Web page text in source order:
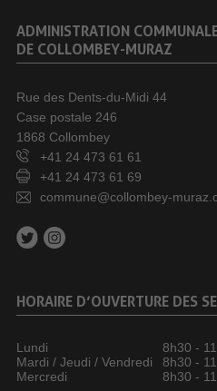
ADMINISTRATION
DE COLLOMBEY-MURAZ
Rue des Dents-du-Midi 44
Case postale 246
1868 Collombey
+41 24 473 61 61
+41 24 473 61 69
commune@collombey-
HORAIRE D’OUVERTURE DES
Lundi
8h30 -
Mardi / Jeudi / Vendredi
8h30 -
Mercredi
8h30 -